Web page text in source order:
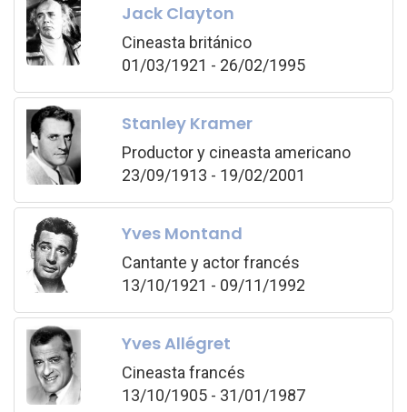
Jack Clayton
Cineasta británico
01/03/1921 - 26/02/1995
Stanley Kramer
Productor y cineasta americano
23/09/1913 - 19/02/2001
Yves Montand
Cantante y actor francés
13/10/1921 - 09/11/1992
Yves Allégret
Cineasta francés
13/10/1905 - 31/01/1987